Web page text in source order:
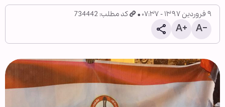
۹ فروردین ۱۳۹۷ - ۰۷:۳۷ کد مطلب: 734442